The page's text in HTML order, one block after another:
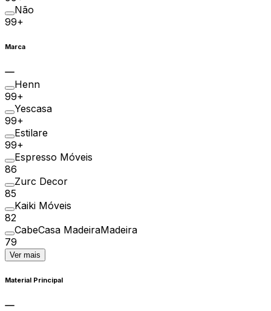
Não
99+
Marca
Henn
99+
Yescasa
99+
Estilare
99+
Espresso Móveis
86
Zurc Decor
85
Kaiki Móveis
82
CabeCasa MadeiraMadeira
79
Ver mais
Material Principal